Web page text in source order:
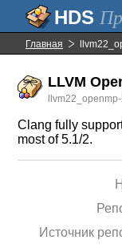
Главная
LLVM
Clang fully
most of 5.1/2.
Источник